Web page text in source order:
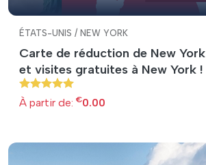
ÉTATS-UNIS / NEW YORK
Carte de réduction de New
et visites gratuites à New York !
À partir de: €0.00